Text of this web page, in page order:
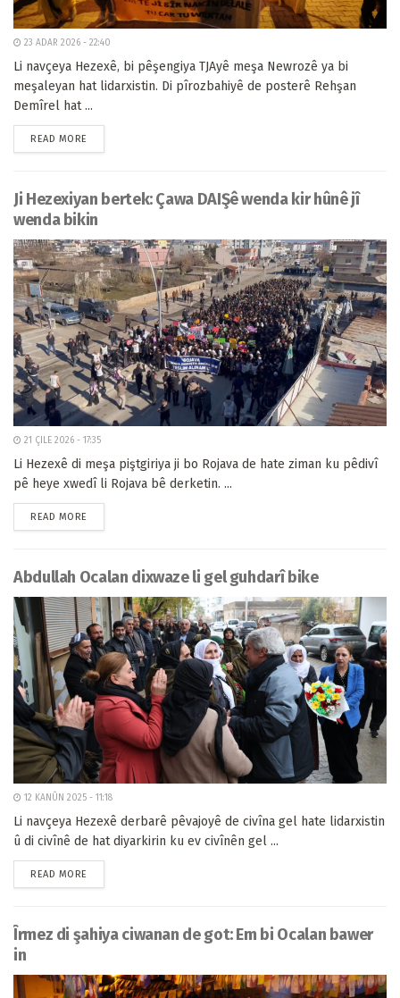
23 ADAR 2026 - 22:40
Li navçeya Hezexê, bi pêşengiya TJAyê meşa Newrozê ya bi
meşaleyan hat lidarxistin. Di pîrozbahiyê de posterê Rehşan
Demîrel hat ...
READ MORE
Ji Hezexiyan bertek: Çawa DAIŞê wenda kir hûnê jî
wenda bikin
21 ÇILE 2026 - 17:35
Li Hezexê di meşa piştgiriya ji bo Rojava de hate ziman ku pêdivî
pê heye xwedî li Rojava bê derketin. ...
READ MORE
Abdullah Ocalan dixwaze li gel guhdarî bike
12 KANÛN 2025 - 11:18
Li navçeya Hezexê derbarê pêvajoyê de civîna gel hate lidarxistin
û di civînê de hat diyarkirin ku ev civînên gel ...
READ MORE
Îrmez di şahiya ciwanan de got: Em bi Ocalan bawer
in